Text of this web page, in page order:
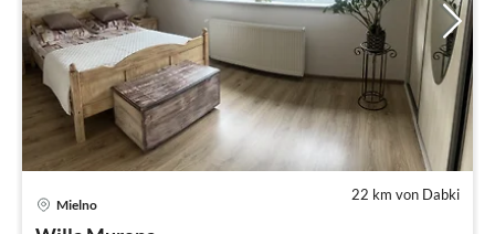
22 km von Dabki
Mielno